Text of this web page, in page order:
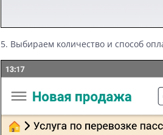
5. Выбираем количество и способ